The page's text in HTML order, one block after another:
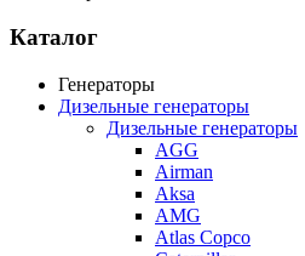
Каталог
Генераторы
Дизельные генераторы
Дизельные генераторы
AGG
Airman
Aksa
AMG
Atlas Copco